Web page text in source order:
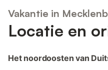
Vakantie in
Locatie en
Het noordoosten van